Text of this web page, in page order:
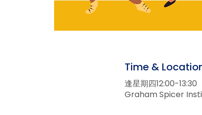
Time &
逢星期四12:00-13:30
Graham Spicer